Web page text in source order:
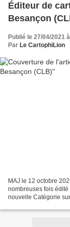
Éditeur de
Besançon
Publié le 27/04/2021
Par Le CartophiLion
MAJ le 12 octobre
nombreuses fois
nouvelle Catégorie